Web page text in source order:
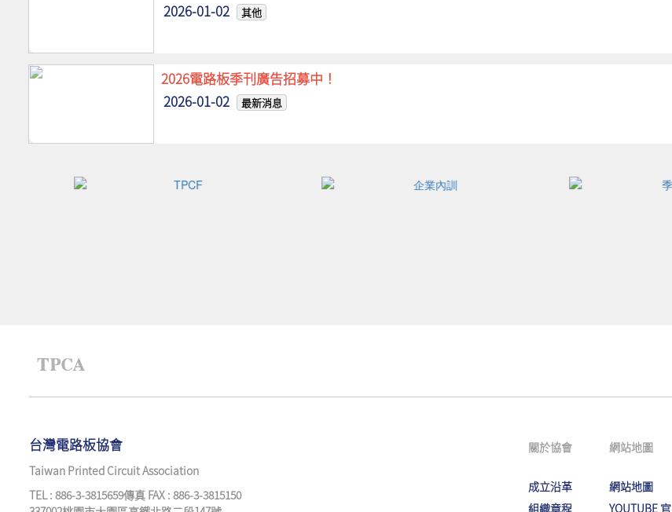
2026-01-02
其他
2026電路板季刊廣告招募中！
2026-01-02
最新消息
台灣電路板協會
Taiwan Printed Circuit Association
TEL : 886-3-3815659傳真 FAX : 886-3-3815150
關於協會
成立沿革
組織章程
網站地圖
網站地圖
YOUTUBE 官